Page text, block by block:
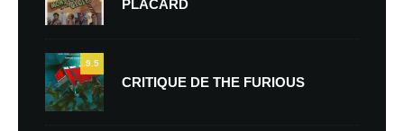
PLACARD
9.5
CRITIQUE DE THE FURIOUS